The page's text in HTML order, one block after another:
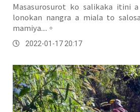
Masasurosurot ko salikaka itini a
lonokan nangra a miala to
mamiya....。
2022-01-17 20:17